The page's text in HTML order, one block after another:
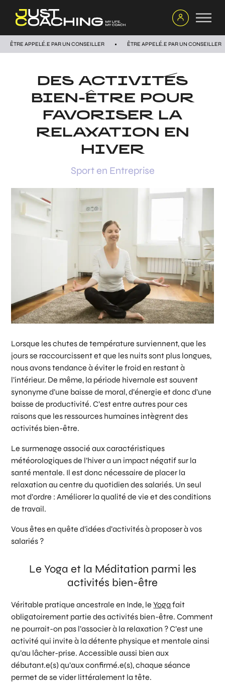
ÊTRE APPELÉ.E PAR UN CONSEILLER ÊTRE APPELÉ.E PAR UN CONSEILLER
DES ACTIVITÉS
BIEN-ÊTRE POUR
FAVORISER LA
RELAXATION EN
HIVER
Sport en Entreprise
Lorsque les chutes de température surviennent, que les
jours se raccourcissent et que les nuits sont plus longues,
nous avons tendance à éviter le froid en restant à
l’intérieur. De même, la période hivernale est souvent
synonyme d’une baisse de moral, d’énergie et donc d’une
baisse de productivité. C’est entre autres pour ces
raisons que les ressources humaines intègrent des
activités bien-être.
Le surmenage associé aux caractéristiques
météorologiques de l’hiver a un impact négatif sur la
santé mentale. Il est donc nécessaire de placer la
relaxation au centre du quotidien des salariés. Un seul
mot d’ordre : Améliorer la qualité de vie et des conditions
de travail.
Vous êtes en quête d’idées d’activités à proposer à vos
salariés ?
Le Yoga et la Méditation parmi les
activités bien-être
Véritable pratique ancestrale en Inde, leYoga fait
obligatoirement partie des activités bien-être. Comment
ne pourrait-on pas l’associer à la relaxation ? C’est une
activité qui invite à la détente physique et mentale ainsi
qu’au lâcher-prise. Accessible aussi bien aux
débutant.e(s) qu’aux confirmé.e(s), chaque séance
permet de se vider littéralement la tête.